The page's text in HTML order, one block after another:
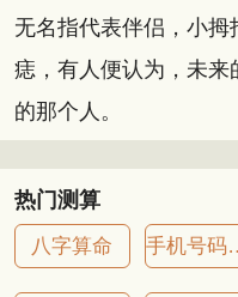
无名指代表伴侣，小
痣，有人便认为，未
的那个人。
热门测算
八字算命 手机